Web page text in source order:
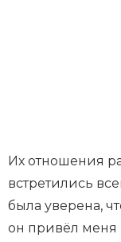
Их отношения
встретились
была уверена,
он привёл меня